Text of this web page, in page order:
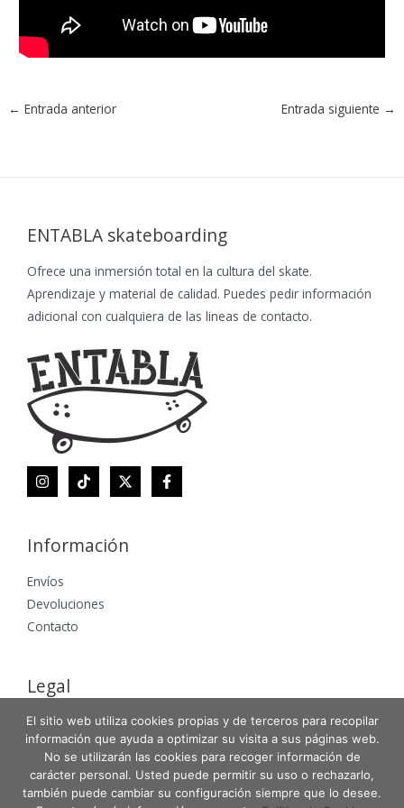
← Entrada anterior Entrada siguiente →
ENTABLA skateboarding
Ofrece una inmersión total en la cultura del skate.
Aprendizaje y material de calidad. Puedes pedir información
adicional con cualquiera de las lineas de contacto.
Información
Envíos
Devoluciones
Contacto
Legal
Aviso Legal
Política de Privacidad
Política de Cookies
El sitio web utiliza cookies propias y de terceros para recopilar
información que ayuda a optimizar su visita a sus páginas web.
No se utilizarán las cookies para recoger información de
carácter personal. Usted puede permitir su uso o rechazarlo,
también puede cambiar su configuración siempre que lo desee.